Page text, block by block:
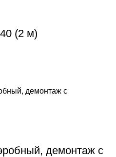
(2 м)
демонтаж с